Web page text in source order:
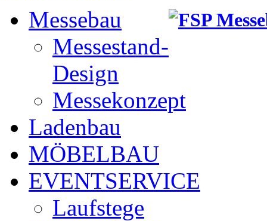
Messebau
Messestand-
Design
Messekonzept
Ladenbau
MÖBELBAU
EVENTSERVICE
Laufstege